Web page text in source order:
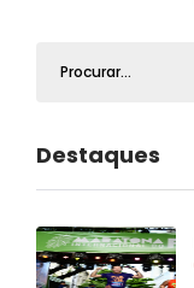
Destaques